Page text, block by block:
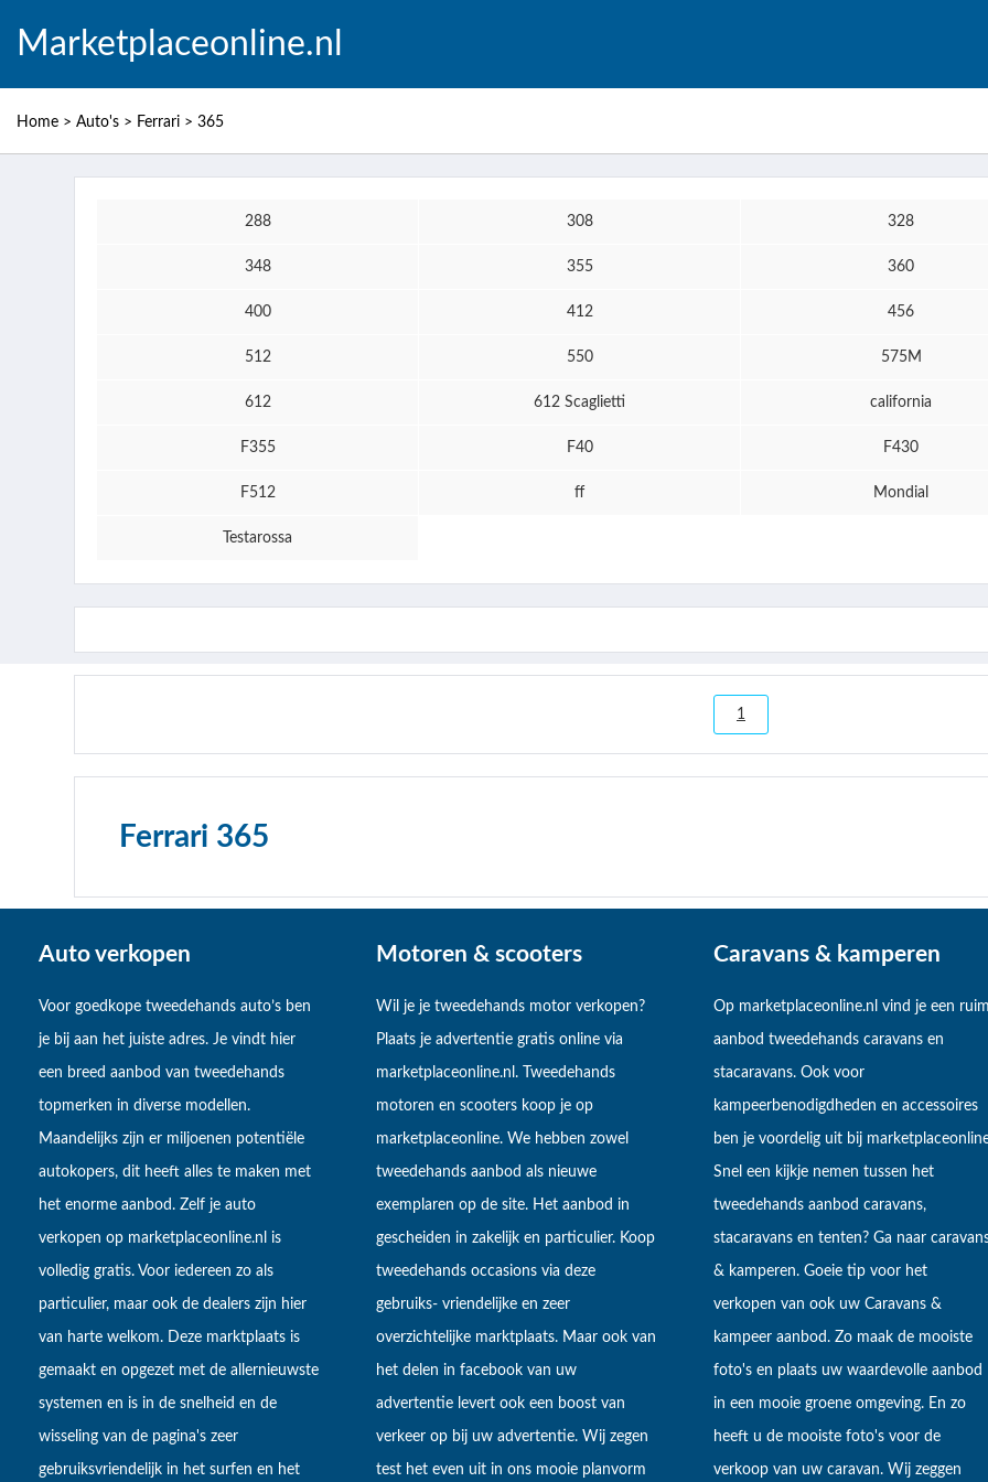
Marketplaceonline.nl
Home > Auto's > Ferrari > 365
288 308 328
348 355 360
400 412 456
512 550 575M
612 612 Scaglietti california
F355 F40 F430
F512 ff Mondial
Testarossa
1
Ferrari 365
Auto verkopen
Voor goedkope tweedehands auto’s ben
je bij aan het juiste adres. Je vindt hier
een breed aanbod van tweedehands
topmerken in diverse modellen.
Maandelijks zijn er miljoenen potentiële
autokopers, dit heeft alles te maken met
het enorme aanbod. Zelf je auto
verkopen op marketplaceonline.nl is
volledig gratis. Voor iedereen zo als
particulier, maar ook de dealers zijn hier
van harte welkom. Deze marktplaats is
gemaakt en opgezet met de allernieuwste
systemen en is in de snelheid en de
wisseling van de pagina's zeer
gebruiksvriendelijk in het surfen en het
Motoren & scooters
Wil je je tweedehands motor verkopen?
Plaats je advertentie gratis online via
marketplaceonline.nl. Tweedehands
motoren en scooters koop je op
marketplaceonline. We hebben zowel
tweedehands aanbod als nieuwe
exemplaren op de site. Het aanbod in
gescheiden in zakelijk en particulier. Koop
tweedehands occasions via deze
gebruiks- vriendelijke en zeer
overzichtelijke marktplaats. Maar ook van
het delen in facebook van uw
advertentie levert ook een boost van
verkeer op bij uw advertentie. Wij zegen
test het even uit in ons mooie planvorm
Caravans & kamperen
Op marketplaceonline.nl vind je een ruim
aanbod tweedehands caravans en
stacaravans. Ook voor
kampeerbenodigdheden en accessoires
ben je voordelig uit bij
Snel een kijkje nemen tussen het
tweedehands aanbod caravans,
stacaravans en tenten? Ga naar
& kamperen. Goeie tip voor het
verkopen van ook uw Caravans &
kampeer aanbod. Zo maak de mooiste
foto's en plaats uw waardevolle aanbod
in een mooie groene omgeving. En zo
heeft u de mooiste foto's voor de
verkoop van uw caravan. Wij zeggen